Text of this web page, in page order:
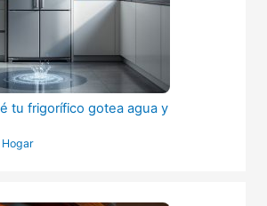
tu frigorífico gotea agua y